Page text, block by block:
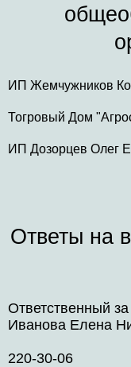
ИП Жемчужников
Тогровый Дом
ИП Дозорцев Олег
Ответы на
Ответственный
Иванова Елена
220-30-06